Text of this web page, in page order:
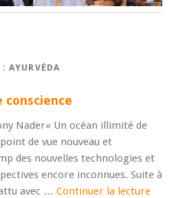
:AYURVÉDA
conscience
Nader« Un océan illimité de
de vue nouveau et
des nouvelles technologies et
encore inconnues. Suite à
avec … Continuer la lecture